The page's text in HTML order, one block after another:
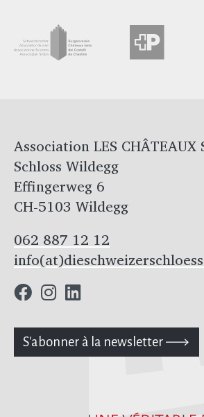
Association LES CHÂTEAUX
Schloss Wildegg
Effingerweg 6
CH-5103 Wildegg
062 887 12 12
S'abonner à la newsletter